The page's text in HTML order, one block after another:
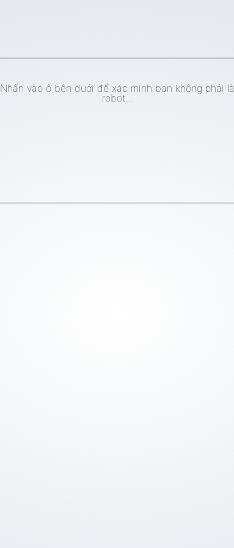
Nhấn vào ô bên dưới để xác minh bạn không phải là
robot...